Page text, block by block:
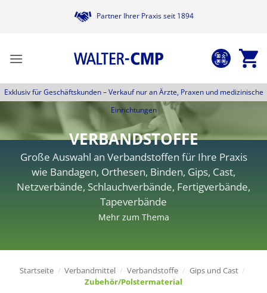
Partner Ihrer Praxis seit 1894
Exklusiv für Geschäftskunden –Verkauf nur an Ärzte, Praxen und medizinische
Einrichtungen
VERBANDSTOFFE
Große Auswahl an Verbandstoffen für Ihre Praxis
wie Bandagen, Orthesen, Binden, Gips, Cast,
Netzverbände, Schlauchverbände, Fertigverbände,
Tapeverbände
Mehr zum Thema
Startseite / Verbandmittel / Verbandstoffe / Gips und Cast /
Zubehör/Polstermaterial